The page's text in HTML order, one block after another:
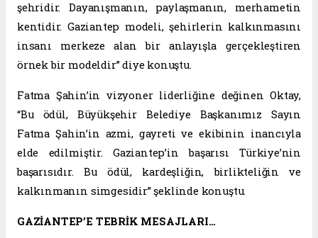
şehridir. Dayanışmanın, paylaşmanın, merhametin
kentidir. Gaziantep modeli, şehirlerin kalkınmasını
insanı merkeze alan bir anlayışla gerçekleştiren
örnek bir modeldir” diye konuştu.
Fatma Şahin’in vizyoner liderliğine değinen Oktay,
“Bu ödül, Büyükşehir Belediye Başkanımız Sayın
Fatma Şahin’in azmi, gayreti ve ekibinin inancıyla
elde edilmiştir. Gaziantep’in başarısı Türkiye’nin
başarısıdır. Bu ödül, kardeşliğin, birlikteliğin ve
kalkınmanın simgesidir” şeklinde konuştu.
GAZİANTEP’E TEBRİK MESAJLARI…